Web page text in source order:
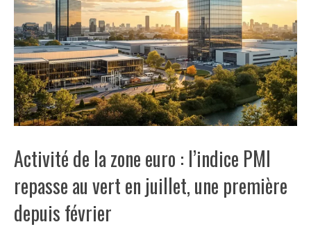
Activité de la zone euro : l’indice PMI
repasse au vert en juillet, une première
depuis février